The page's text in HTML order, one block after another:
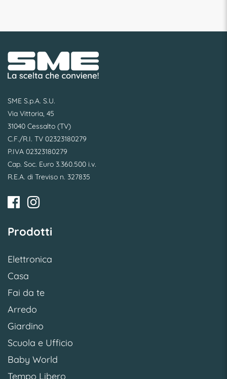
SME S.p.A. S.U.
Via Vittoria, 45
31040 Cessalto (TV)
C.F./R.I. TV 02323180279
P.IVA 02323180279
Cap. Soc. Euro 3.360.500 i.v.
R.E.A. di Treviso n. 327835
Prodotti
Elettronica
Casa
Fai da te
Arredo
Giardino
Scuola e Ufficio
Baby World
Tempo Libero